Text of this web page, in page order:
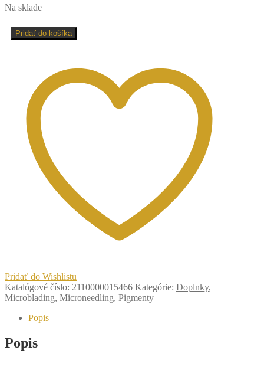
Na sklade
množstvo
PHIBROWS
DRŽIAK
NEHRDZAVEJÚCEJ
OCELE
PHIBROWS
Pridať do košíka
Pridať do Wishlistu
Katalógové číslo: 2110000015466 Kategórie: Doplnky,
Microblading, Microneedling, Pigmenty
Popis
Popis